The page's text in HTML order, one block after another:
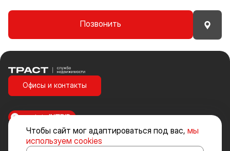
Позвонить
Чтобы сайт мог адаптироваться под вас, мы
используем cookies
Траст | Служба недвижимости
Офисы и контакты
Стоимость объектов недвижимости и иных товаров и услуг, не
включенных в «Прайс-лист» носит исключительно информационный
made inINTRID